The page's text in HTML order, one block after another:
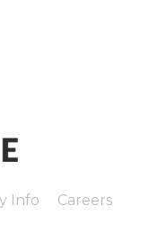
Info Careers